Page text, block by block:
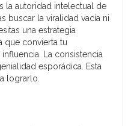
la autoridad intelectual de
buscar la viralidad vacía ni
una estrategia
que convierta tu
La consistencia
esporádica. Esta
lograrlo.